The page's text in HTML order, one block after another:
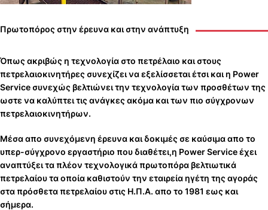
Πρωτοπόρος στην έρευνα και στην ανάπτυξη
Όπως ακριβώς η τεχνολογία στο πετρέλαιο και στους
πετρελαιοκινητήρες συνεχίζει να εξελίσσεται έτσι και η Power
Service συνεχώς βελτιώνει την τεχνολογία των προσθέτων της
ωστε να καλύπτει τις ανάγκες ακόμα και των πιο σύγχρονων
πετρελαιοκινητήρων.
Μέσα απο συνεχόμενη έρευνα και δοκιμές σε καύσιμα απο το
υπερ-σύγχρονο εργαστήριο που διαθέτει,η Power Service έχει
αναπτύξει τα πλέον τεχνολογικά πρωτοπόρα βελτιωτικά
πετρελαίου τα οποία καθιστούν την εταιρεία ηγέτη της αγοράς
στα πρόσθετα πετρελαίου στις Η.Π.Α. απο το 1981 εως και
σήμερα.